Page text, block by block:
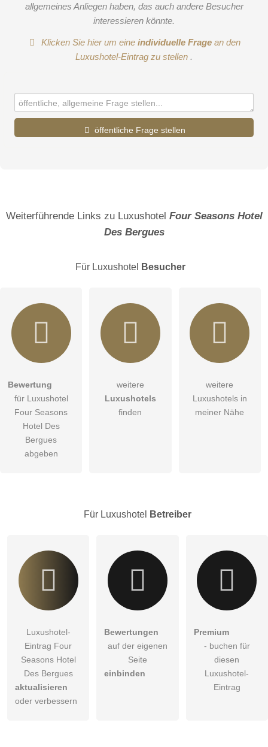
allgemeines Anliegen haben, das auch andere Besucher
interessieren könnte.
Klicken Sie hier um eineindividuelle Frage an den
Luxushotel-Eintrag zu stellen .
öffentliche Frage stellen
Die Datenschutzerklärunghabe ich zur Kenntnis genommen.
öffentliche Frage stellen
Hinweis:
Besucher sichtbar
Weiterführende Links zu Luxushotel Four Seasons Hotel
Des Bergues
Für Luxushotel Besucher
Bewertung
für Luxushotel
Four Seasons
Hotel Des
Bergues
abgeben
weitere
Luxushotels
finden
weitere
Luxushotels in
meiner Nähe
Für Luxushotel Betreiber
Luxushotel-
Eintrag Four
Seasons Hotel
Des Bergues
aktualisieren
oder verbessern
Bewertungen
auf der eigenen
Seite
einbinden
Premium
- buchen für
diesen
Luxushotel-
Eintrag